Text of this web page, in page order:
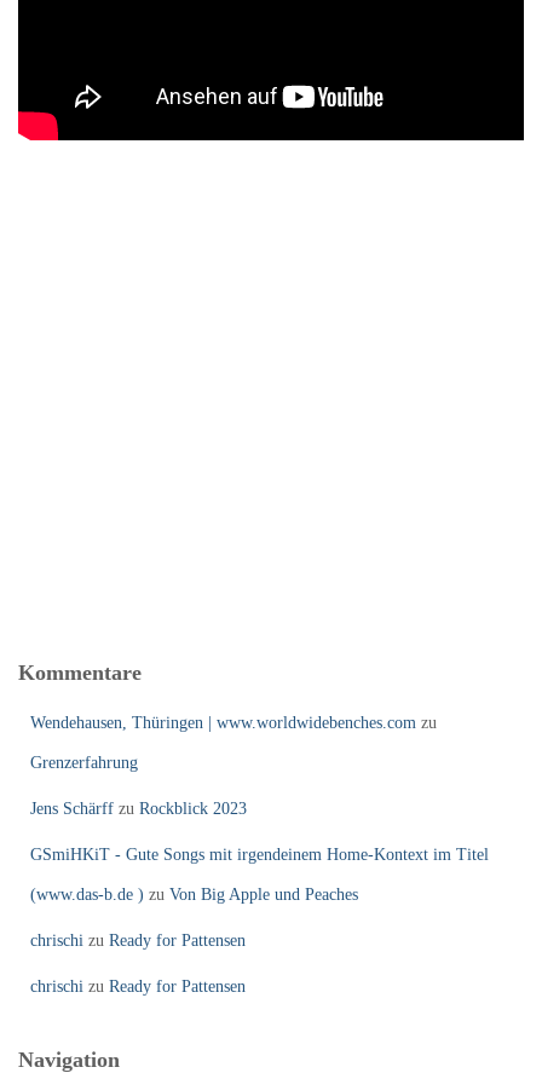
Kommentare
Wendehausen, Thüringen | www.worldwidebenches.com zu
Grenzerfahrung
Jens Schärff zu Rockblick 2023
GSmiHKiT - Gute Songs mit irgendeinem Home-Kontext im Titel
(www.das-b.de ) zu Von Big Apple und Peaches
chrischi zu Ready for Pattensen
chrischi zu Ready for Pattensen
Navigation